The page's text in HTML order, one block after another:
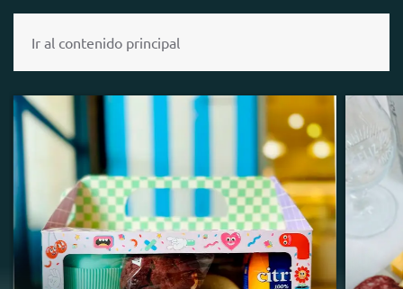
Ir al contenido principal